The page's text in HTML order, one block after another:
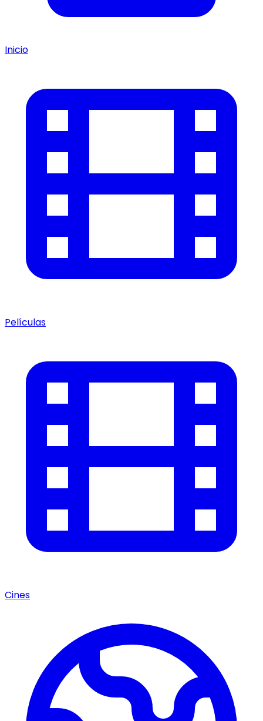
Inicio
Películas
Cines